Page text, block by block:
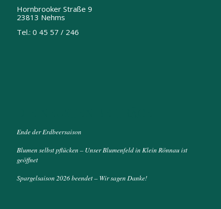
Hornbrooker Straße 9
23813 Nehms
Tel.: 0 45 57 / 246
Ende der Erdbeersaison
Blumen selbst pflücken – Unser Blumenfeld in Klein Rönnau ist
geöffnet
Spargelsaison 2026 beendet – Wir sagen Danke!